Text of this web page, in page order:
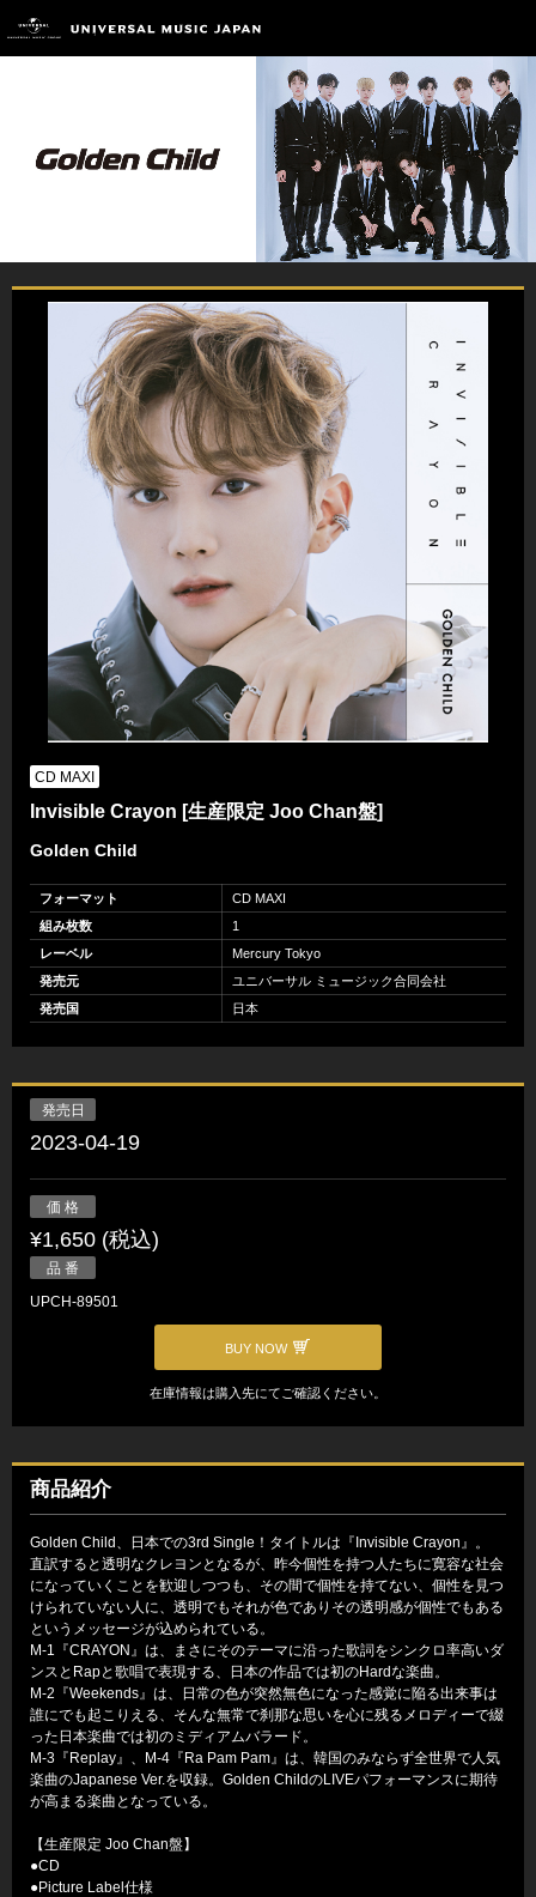
CD MAXI
Invisible Crayon [生産限定 Joo Chan盤]
Golden Child
フォーマット
CD MAXI
組み枚数
1
レーベル
Mercury Tokyo
発売元
ユニバーサル ミュージック合同会社
発売国
日本
発売日
2023-04-19
価 格
¥1,650 (税込)
品 番
UPCH-89501
BUY NOW
在庫情報は購入先にてご確認ください。
商品紹介
Golden Child、日本での3rd Single！タイトルは『Invisible Crayon』。
直訳すると透明なクレヨンとなるが、昨今個性を持つ人たちに寛容な社会
になっていくことを歓迎しつつも、その間で個性を持てない、個性を見つ
けられていない人に、透明でもそれが色でありその透明感が個性でもある
というメッセージが込められている。
M-1『CRAYON』は、まさにそのテーマに沿った歌詞をシンクロ率高いダ
ンスとRapと歌唱で表現する、日本の作品では初のHardな楽曲。
M-2『Weekends』は、日常の色が突然無色になった感覚に陥る出来事は
誰にでも起こりえる、そんな無常で刹那な思いを心に残るメロディーで綴
った日本楽曲では初のミディアムバラード。
M-3『Replay』、M-4『Ra Pam Pam』は、韓国のみならず全世界で人気
楽曲のJapanese Ver.を収録。Golden ChildのLIVEパフォーマンスに期待
が高まる楽曲となっている。
【生産限定 Joo Chan盤】
●CD
●Picture Label仕様